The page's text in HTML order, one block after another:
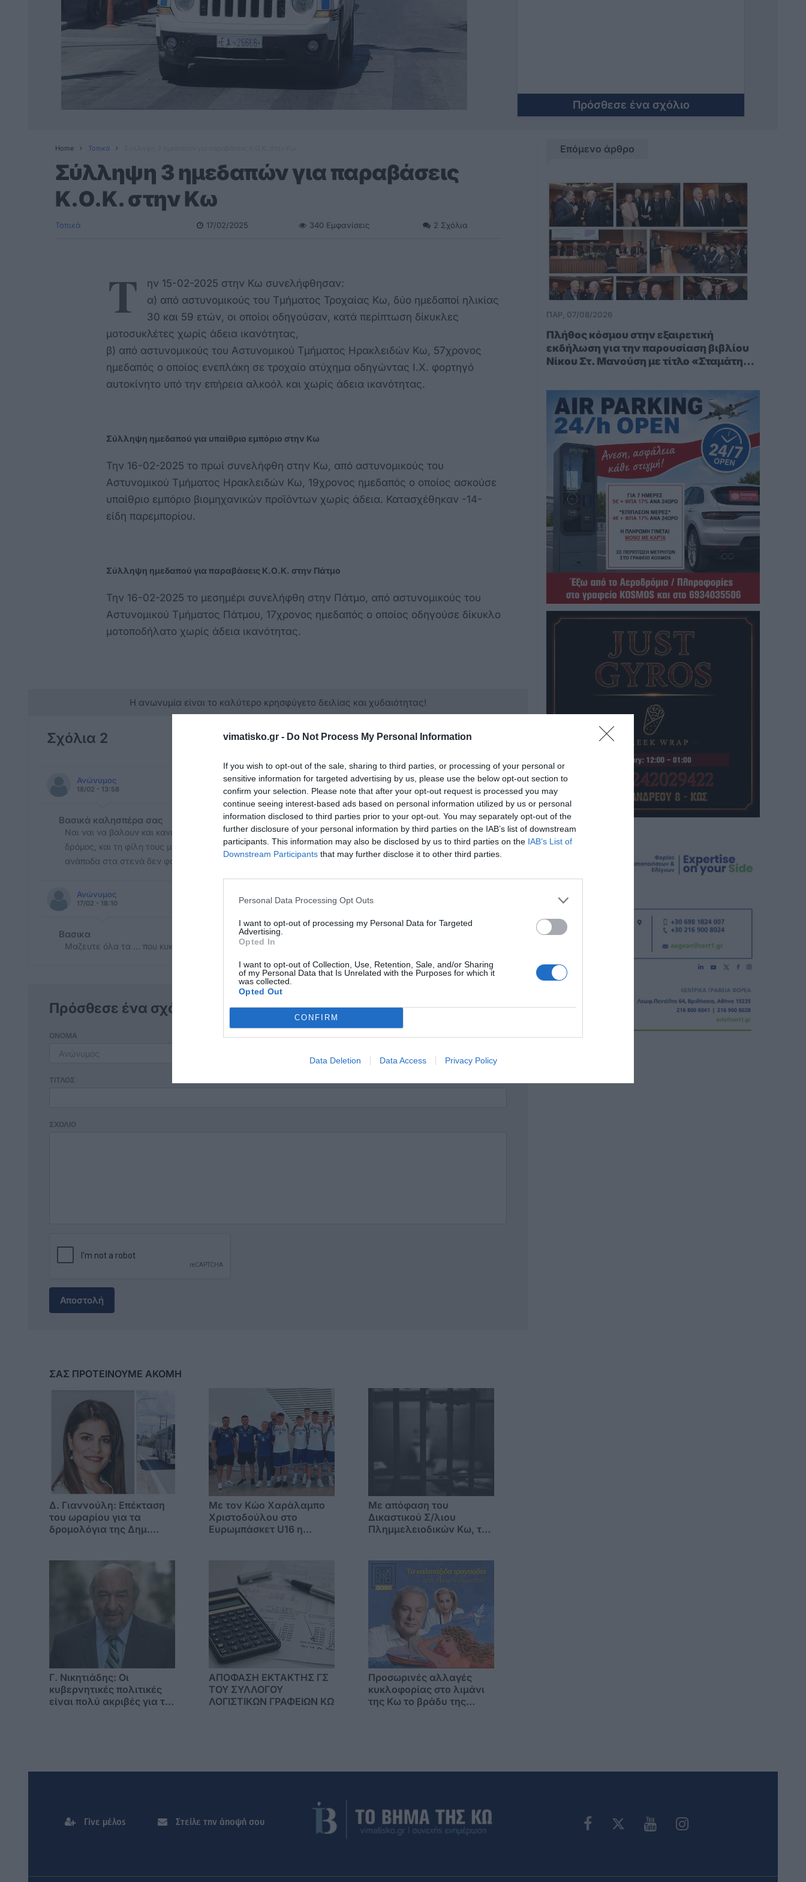
vimatisko.gr - Do Not Process My Personal Information
If you wish to opt-out of the sale, sharing to third parties, or processing of your personal or
sensitive information for targeted advertising by us, please use the below opt-out section to
confirm your selection. Please note that after your opt-out request is processed you may
continue seeing interest-based ads based on personal information utilized by us or personal
information disclosed to third parties prior to your opt-out. You may separately opt-out of the
further disclosure of your personal information by third parties on the IAB’s list of downstream
participants. This information may also be disclosed by us to third parties on the IAB’s List of
Downstream Participants that may further disclose it to other third parties.
Personal Data Processing Opt Outs
I want to opt-out of processing my Personal Data for Targeted
Advertising.
Opted In
I want to opt-out of Collection, Use, Retention, Sale, and/or Sharing
of my Personal Data that Is Unrelated with the Purposes for which it
was collected.
Opted Out
CONFIRM
Data Deletion Data Access Privacy Policy
Πρόσθεσε ένα σχόλιο
Home Τοπικά
Σύλληψη 3 ημεδαπών για παραβάσεις
Κ.Ο.Κ. στην Κω
Τοπικά 17/02/2025 340 Εμφανίσεις 2 Σχόλια
Τ
ην 15-02-2025 στην Κω συνελήφθησαν:
α) από αστυνομικούς του Τμήματος Τροχαίας Κω, δύο ημεδαποί ηλικίας
30 και 59 ετών, οι οποίοι οδηγούσαν, κατά περίπτωση δίκυκλες
μοτοσυκλέτες χωρίς άδεια ικανότητας,
β) από αστυνομικούς του Αστυνομικού Τμήματος Ηρακλειδών Κω, 57χρονος
ημεδαπός ο οποίος ενεπλάκη σε τροχαίο ατύχημα οδηγώντας Ι.Χ. φορτηγό
αυτοκίνητο υπό την επήρεια αλκοόλ και χωρίς άδεια ικανότητας.
Σύλληψη ημεδαπού για υπαίθριο εμπόριο στην Κω
Την 16-02-2025 το πρωί συνελήφθη στην Κω, από αστυνομικούς του
Αστυνομικού Τμήματος Ηρακλειδών Κω, 19χρονος ημεδαπός ο οποίος ασκούσε
υπαίθριο εμπόριο βιομηχανικών προϊόντων χωρίς άδεια. Κατασχέθηκαν -14-
είδη παρεμπορίου.
Σύλληψη ημεδαπού για παραβάσεις Κ.Ο.Κ. στην Πάτμο
Την 16-02-2025 το μεσημέρι συνελήφθη στην Πάτμο, από αστυνομικούς του
Αστυνομικού Τμήματος Πάτμου, 17χρονος ημεδαπός ο οποίος οδηγούσε δίκυκλο
μοτοποδήλατο χωρίς άδεια ικανότητας.
Η ανωνυμία είναι το καλύτερο κρησφύγετο δειλίας και χυδαιότητας!
Σχόλια 2
Ανώνυμος
18/02 - 13:58
Βασικά καλησπέρα σας
Ναι ναι να βάλουν και κανένα κράνος οι αστυνομικοί εκτός υπηρεσίας που νομίζουν ότι τούς ανοίκει ο
δρόμος, και τη φίλη τους με τη κόκκινη αφανα που τρέχει σαν τρελή, παραβιάζει σήματα, μπαίνει
ανάποδα στα στενά δεν φοράει κράνος. Έλα γιατί κουρασατε πρέπει να τα πει κάποιος.
Ανώνυμος
17/02 - 18:10
Βασικα
Μαζευτε όλα τα ... που κυκλοφορούν ανάμεσα μας.
Πρόσθεσε ένα σχόλιο
ΟΝΟΜΑ
ΤΙΤΛΟΣ
ΣΧΟΛΙΟ
Αποστολή
ΣΑΣ ΠΡΟΤΕΙΝΟΥΜΕ ΑΚΟΜΗ
Δ. Γιαννούλη: Επέκταση
του ωραρίου για τα
δρομολόγια της Δημ.
Με τον Κώο Χαράλαμπο
Χριστοδούλου στο
Ευρωμπάσκετ U16 η
Mε απόφαση του
Δικαστικού Σ/λιου
Πλημμελειοδικών Κω, το
πόρτα της φυλακής"
Γ. Νικητιάδης: Οι
κυβερνητικές πολιτικές
είναι πολύ ακριβές για το
ΑΠΟΦΑΣΗ ΕΚΤΑΚΤΗΣ ΓΣ
ΤΟΥ ΣΥΛΛΟΓΟΥ
ΛΟΓΙΣΤΙΚΩΝ ΓΡΑΦΕΙΩΝ ΚΩ
Προσωρινές αλλαγές
κυκλοφορίας στο λιμάνι
της Κω το βράδυ της
Επόμενο άρθρο
ΠΑΡ, 07/08/2026
Πλήθος κόσμου στην εξαιρετική
εκδήλωση για την παρουσίαση βιβλίου
Νίκου Στ. Μανούση με τίτλο «Σταμάτης
Γίνε μέλος Στείλε την άποψή σου